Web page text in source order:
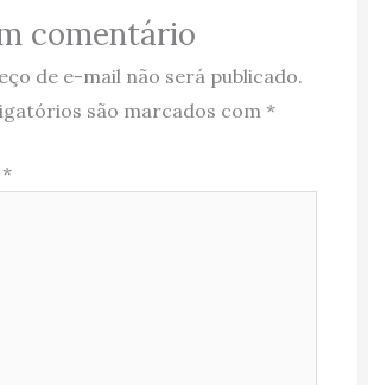
comentário
de e-mail não será publicado.
são marcados com *
*